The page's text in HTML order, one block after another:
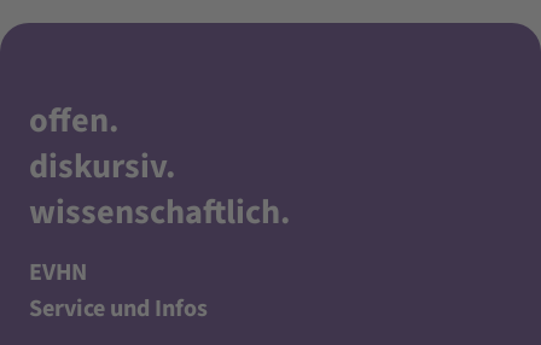
offen.
diskursiv.
wissenschaftlich.
EVHN
Service und Infos